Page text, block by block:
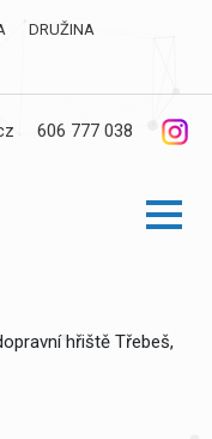
DRUŽINA
606 777 038
hřiště Třebeš,